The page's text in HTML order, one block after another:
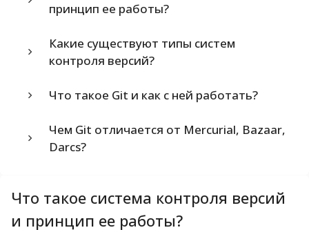
принцип ее работы?
Какие существуют типы систем
контроля версий?
Что такое Git и как с ней работать?
Чем Git отличается от Mercurial, Bazaar,
Darcs?
Что такое система контроля версий
и принцип ее работы?